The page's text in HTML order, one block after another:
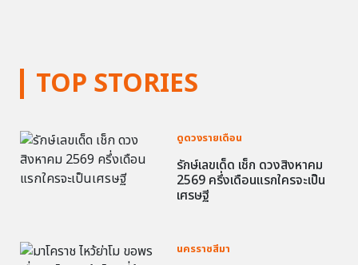
TOP STORIES
ดูดวงรายเดือน
รักษ์เลขเด็ด เช็ก ดวงสิงหาคม
2569 ครึ่งเดือนแรกใครจะเป็น
เศรษฐี
นครราชสีมา